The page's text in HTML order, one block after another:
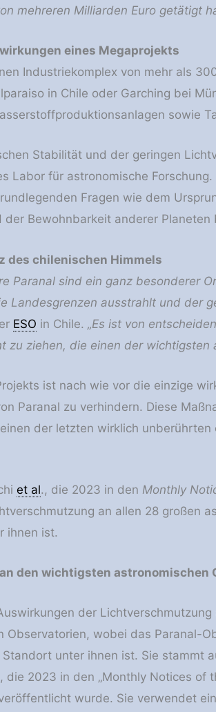
mehreren Milliarden Euro getätigt
eines Megaprojekts
Industriekomplex von mehr als
in Chile oder Garching bei
sowie
Stabilität und der geringen
Labor für astronomische
Fragen wie dem
der Bewohnbarkeit anderer
des chilenischen Himmels
Paranal sind ein ganz besonderer
Landesgrenzen ausstrahlt und der
ESO in Chile. „Es ist von
zu ziehen, die einen der
ist nach wie vor die einzige
Paranal zu verhindern. Diese
der letzten wirklich
et al., die 2023 in den Monthly
an allen 28 großen
ihnen ist.
den wichtigsten astronomischen
der Lichtverschmutzung
Observatorien, wobei das Paranal-
unter ihnen ist. Sie stammt
die 2023 in den „Monthly Notices of
wurde. Sie verwendet